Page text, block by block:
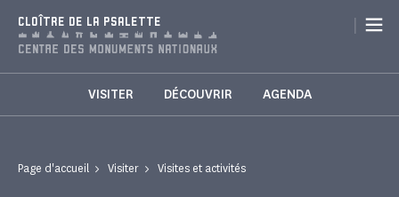
CLOÎTRE DE LA PSALETTE |
VISITER DÉCOUVRIR AGENDA
Page d'accueil Visiter Visites et activités